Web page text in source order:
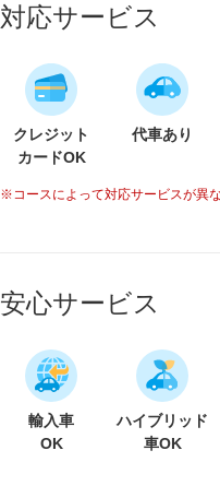
対応サービス
クレジット
カードOK
代車あり
※コースによって対応サービスが異
安心サービス
輸入車
OK
ハイブリッド
車OK